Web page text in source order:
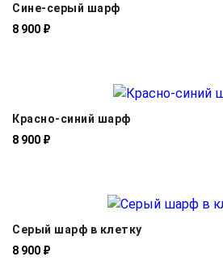
Сине-серый шарф
8 900 ₽
Красно-синий шарф
8 900 ₽
Серый шарф в клетку
8 900 ₽